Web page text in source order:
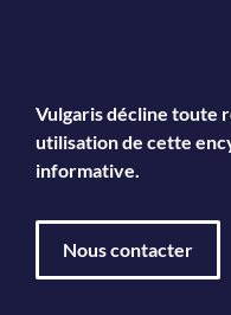
Vulgaris décline toute
utilisation de cette
informative.
Nous contacter